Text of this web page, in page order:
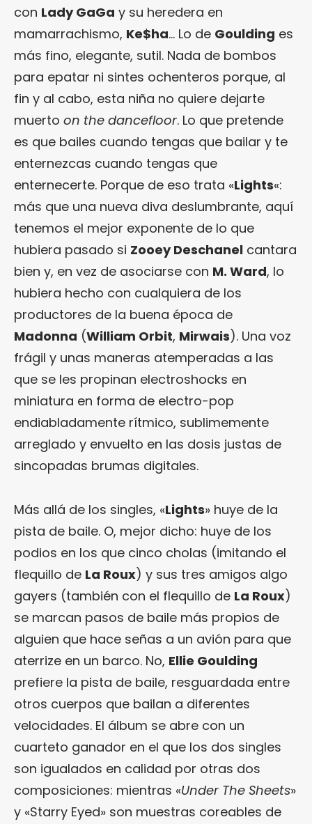
con Lady GaGa y su heredera en
mamarrachismo, Ke$ha… Lo de Goulding es
más fino, elegante, sutil. Nada de bombos
para epatar ni sintes ochenteros porque, al
fin y al cabo, esta niña no quiere dejarte
muerto on the dancefloor. Lo que pretende
es que bailes cuando tengas que bailar y te
enternezcas cuando tengas que
enternecerte. Porque de eso trata «Lights«:
más que una nueva diva deslumbrante, aquí
tenemos el mejor exponente de lo que
hubiera pasado si Zooey Deschanel cantara
bien y, en vez de asociarse con M. Ward, lo
hubiera hecho con cualquiera de los
productores de la buena época de
Madonna (William Orbit, Mirwais). Una voz
frágil y unas maneras atemperadas a las
que se les propinan electroshocks en
miniatura en forma de electro-pop
endiabladamente rítmico, sublimemente
arreglado y envuelto en las dosis justas de
sincopadas brumas digitales.
Más allá de los singles, «Lights» huye de la
pista de baile. O, mejor dicho: huye de los
podios en los que cinco cholas (imitando el
flequillo de La Roux) y sus tres amigos algo
gayers (también con el flequillo de La Roux)
se marcan pasos de baile más propios de
alguien que hace señas a un avión para que
aterrize en un barco. No, Ellie Goulding
prefiere la pista de baile, resguardada entre
otros cuerpos que bailan a diferentes
velocidades. El álbum se abre con un
cuarteto ganador en el que los dos singles
son igualados en calidad por otras dos
composiciones: mientras «Under The Sheets»
y «Starry Eyed» son muestras coreables de